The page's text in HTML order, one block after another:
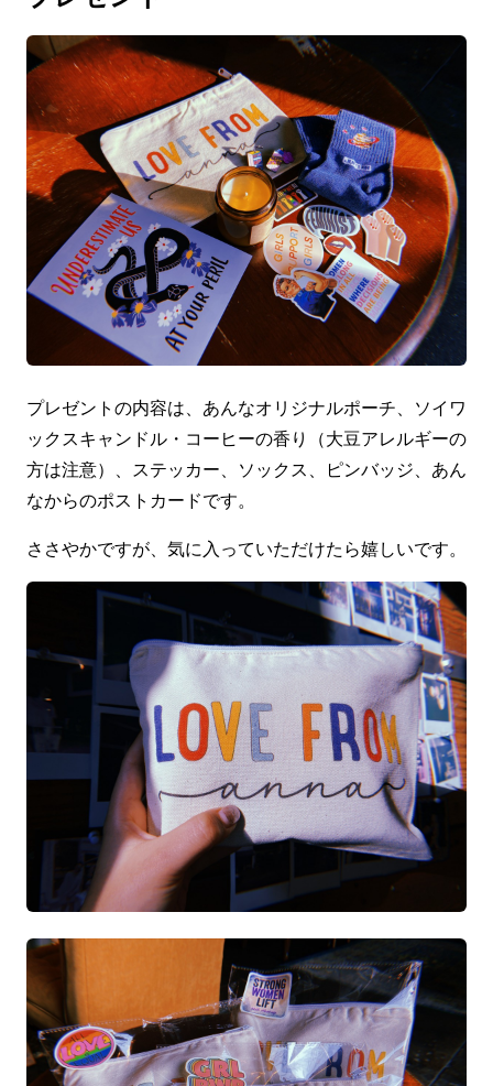
プレゼントの内容は、あんなオリジナルポーチ、ソイワ
ックスキャンドル・コーヒーの香り（大豆アレルギーの
方は注意）、ステッカー、ソックス、ピンバッジ、あん
なからのポストカードです。
ささやかですが、気に入っていただけたら嬉しいです。